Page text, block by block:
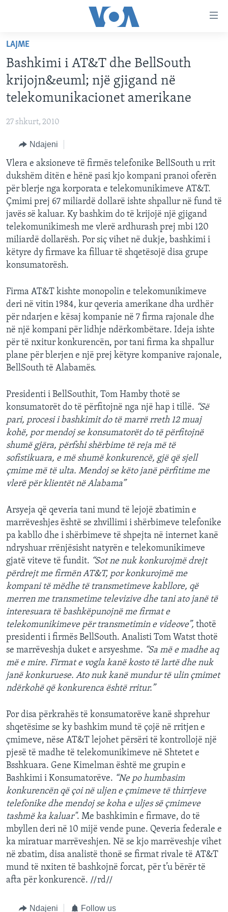
faqen
kryesore
Kalo
tek
faqja
Kalo
kërkimi
FAQJA KRYESORE
AMERIKA
EVROPA
BOTA
MJEDISI
KULTURË
SHKENCË DHE TEKNOLOGJI
SHËNDETËSI
INTERVISTA
DITARI
DITARI
Learning English
FOLLOW US
Gjuhët
LAJME
Bashkimi i AT&T dhe BellSouth
krijojn&euml; një gjigand në
telekomunikacionet amerikane
27 shkurt, 2010
Ndajeni
Vlera e aksioneve të firmës telefonike BellSouth u rrit
dukshëm ditën e hënë pasi kjo kompani pranoi oferën
për blerje nga korporata e telekomunikimeve AT&T.
Çmimi prej 67 miliardë dollarë ishte shpallur në fund të
javës së kaluar. Ky bashkim do të krijojë një gjigand
telekomunikimesh me vlerë ardhurash prej mbi 120
miliardë dollarësh. Por siç vihet në dukje, bashkimi i
këtyre dy firmave ka filluar të shqetësojë disa grupe
konsumatorësh.
Firma AT&T kishte monopolin e telekomunikimeve
deri në vitin 1984, kur qeveria amerikane dha urdhër
për ndarjen e kësaj kompanie në 7 firma rajonale dhe
në një kompani për lidhje ndërkombëtare. Ideja ishte
për të nxitur konkurencën, por tani firma ka shpallur
plane për blerjen e një prej këtyre kompanive rajonale,
BellSouth të Alabamës.
Presidenti i BellSouthit, Tom Hamby thotë se
konsumatorët do të përfitojnë nga një hap i tillë. “Së
pari, procesi i bashkimit do të marrë rreth 12 muaj
kohë, por mendoj se konsumatorët do të përfitojnë
shumë gjëra, përfshi shërbime të reja më të
sofistikuara, e më shumë konkurencë, gjë që sjell
çmime më të ulta. Mendoj se këto janë përfitime me
vlerë për klientët në Alabama”
Arsyeja që qeveria tani mund të lejojë zbatimin e
marrëveshjes është se zhvillimi i shërbimeve telefonike
pa kabllo dhe i shërbimeve të shpejta në internet kanë
ndryshuar rrënjësisht natyrën e telekomunikimeve
gjatë viteve të fundit. “Sot ne nuk konkurojmë drejt
përdrejt me firmën AT&T, por konkurojmë me
kompani të mëdhe të transmetimeve kabllore, që
merren me transmetime televizive dhe tani ato janë të
interesuara të bashkëpunojnë me firmat e
telekomunikimeve për transmetimin e videove”, thotë
presidenti i firmës BellSouth. Analisti Tom Watst thotë
se marrëveshja duket e arsyeshme. “Sa më e madhe aq
më e mire. Firmat e vogla kanë kosto të lartë dhe nuk
janë konkuruese. Ato nuk kanë mundur të ulin çmimet
ndërkohë që konkurenca është rritur.”
Por disa përkrahës të konsumatorëve kanë shprehur
shqetësime se ky bashkim mund të çojë në rritjen e
çmimeve, nëse AT&T lejohet përsëri të kontrollojë një
pjesë të madhe të telekomunikimeve në Shtetet e
Bsshkuara. Gene Kimelman është me grupin e
Bashkimi i Konsumatorëve. “Ne po humbasim
konkurencën që çoi në uljen e çmimeve të thirrjeve
telefonike dhe mendoj se koha e uljes së çmimeve
tashmë ka kaluar". Me bashkimin e firmave, do të
mbyllen deri në 10 mijë vende pune. Qeveria federale e
ka miratuar marrëveshjen. Në se kjo marrëveshje vihet
në zbatim, disa analistë thonë se firmat rivale të AT&T
mund të nxiten të bashkojnë forcat, për t’u bërër të
afta për konkurencë. //rd//
Ndajeni Follow us